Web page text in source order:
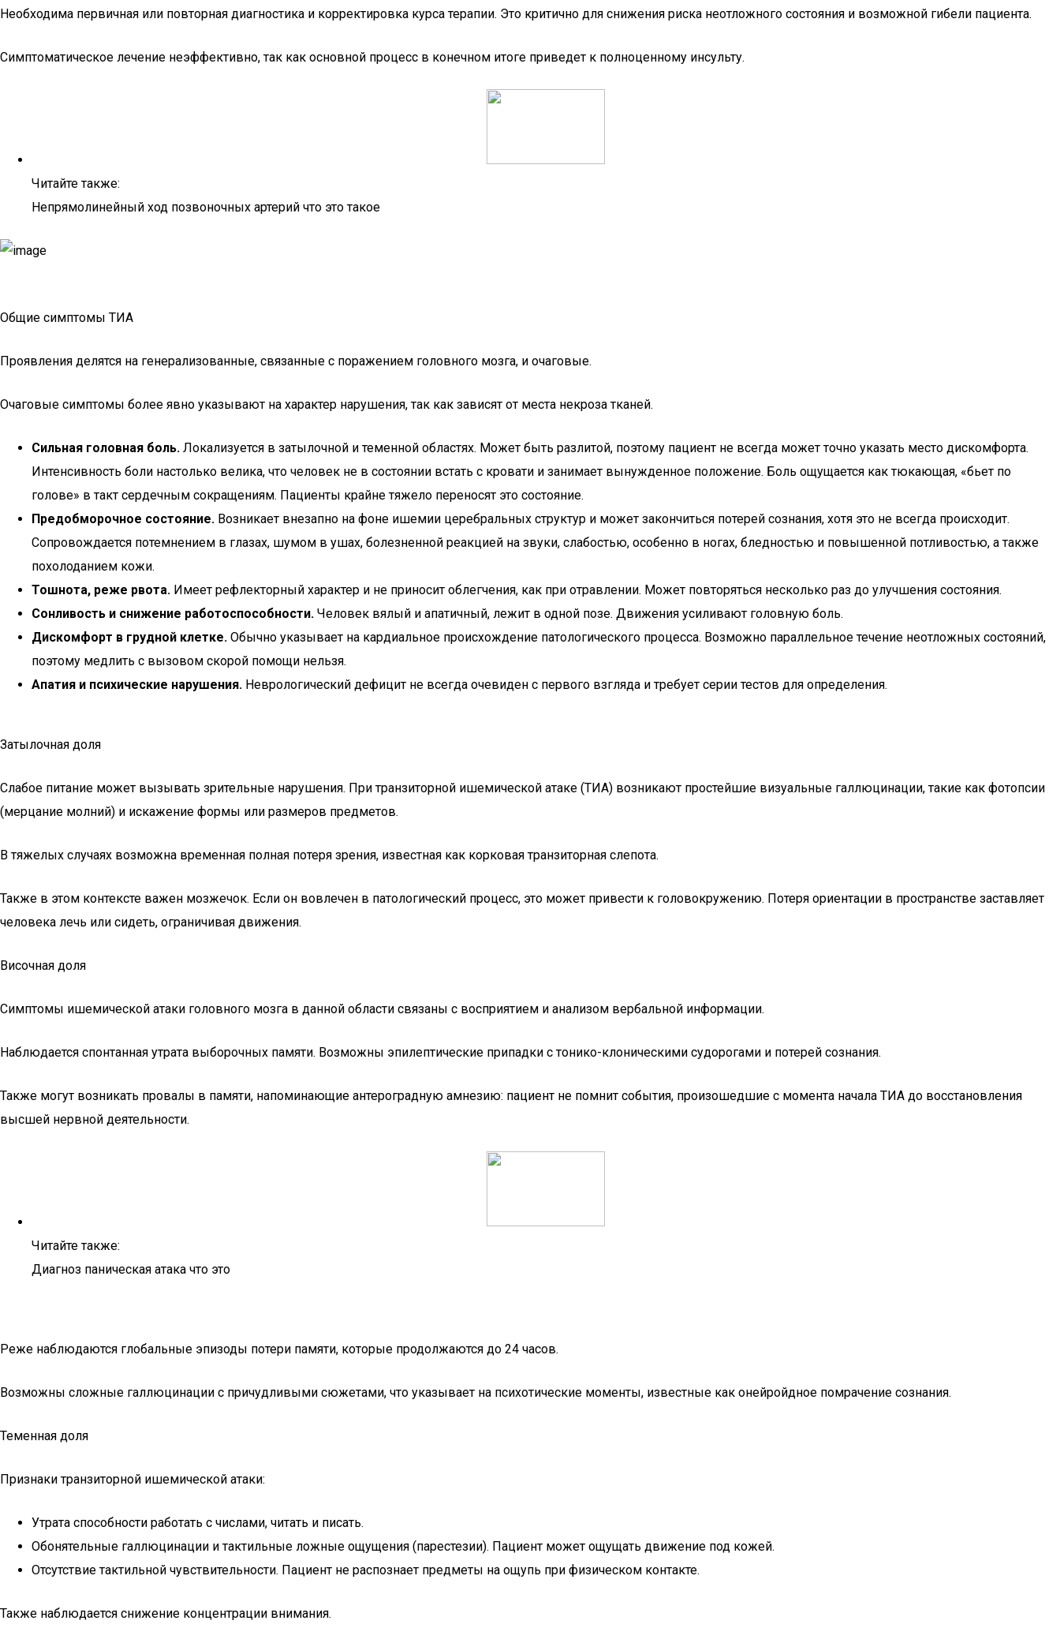
Необходима первичная или повторная диагностика и корректировка курса терапии. Это критично для снижения риска неотложного состояния и возможной гибели пациента.
Симптоматическое лечение неэффективно, так как основной процесс в конечном итоге приведет к полноценному инсульту.
Читайте также:
Непрямолинейный ход позвоночных артерий что это такое
Общие симптомы ТИА
Проявления делятся на генерализованные, связанные с поражением головного мозга, и очаговые.
Очаговые симптомы более явно указывают на характер нарушения, так как зависят от места некроза тканей.
Сильная головная боль. Локализуется в затылочной и теменной областях. Может быть разлитой, поэтому пациент не всегда может точно указать место дискомфорта.
Интенсивность боли настолько велика, что человек не в состоянии встать с кровати и занимает вынужденное положение. Боль ощущается как тюкающая, «бьет по
голове» в такт сердечным сокращениям. Пациенты крайне тяжело переносят это состояние.
Предобморочное состояние. Возникает внезапно на фоне ишемии церебральных структур и может закончиться потерей сознания, хотя это не всегда происходит.
Сопровождается потемнением в глазах, шумом в ушах, болезненной реакцией на звуки, слабостью, особенно в ногах, бледностью и повышенной потливостью, а также
похолоданием кожи.
Тошнота, реже рвота. Имеет рефлекторный характер и не приносит облегчения, как при отравлении. Может повторяться несколько раз до улучшения состояния.
Сонливость и снижение работоспособности. Человек вялый и апатичный, лежит в одной позе. Движения усиливают головную боль.
Дискомфорт в грудной клетке. Обычно указывает на кардиальное происхождение патологического процесса. Возможно параллельное течение неотложных состояний,
поэтому медлить с вызовом скорой помощи нельзя.
Апатия и психические нарушения. Неврологический дефицит не всегда очевиден с первого взгляда и требует серии тестов для определения.
Затылочная доля
Слабое питание может вызывать зрительные нарушения. При транзиторной ишемической атаке (ТИА) возникают простейшие визуальные галлюцинации, такие как фотопсии
(мерцание молний) и искажение формы или размеров предметов.
В тяжелых случаях возможна временная полная потеря зрения, известная как корковая транзиторная слепота.
Также в этом контексте важен мозжечок. Если он вовлечен в патологический процесс, это может привести к головокружению. Потеря ориентации в пространстве заставляет
человека лечь или сидеть, ограничивая движения.
Височная доля
Симптомы ишемической атаки головного мозга в данной области связаны с восприятием и анализом вербальной информации.
Наблюдается спонтанная утрата выборочных памяти. Возможны эпилептические припадки с тонико-клоническими судорогами и потерей сознания.
Также могут возникать провалы в памяти, напоминающие антероградную амнезию: пациент не помнит события, произошедшие с момента начала ТИА до восстановления
высшей нервной деятельности.
Читайте также:
Диагноз паническая атака что это
Реже наблюдаются глобальные эпизоды потери памяти, которые продолжаются до 24 часов.
Возможны сложные галлюцинации с причудливыми сюжетами, что указывает на психотические моменты, известные как онейройдное помрачение сознания.
Теменная доля
Признаки транзиторной ишемической атаки:
Утрата способности работать с числами, читать и писать.
Обонятельные галлюцинации и тактильные ложные ощущения (парестезии). Пациент может ощущать движение под кожей.
Отсутствие тактильной чувствительности. Пациент не распознает предметы на ощупь при физическом контакте.
Также наблюдается снижение концентрации внимания.